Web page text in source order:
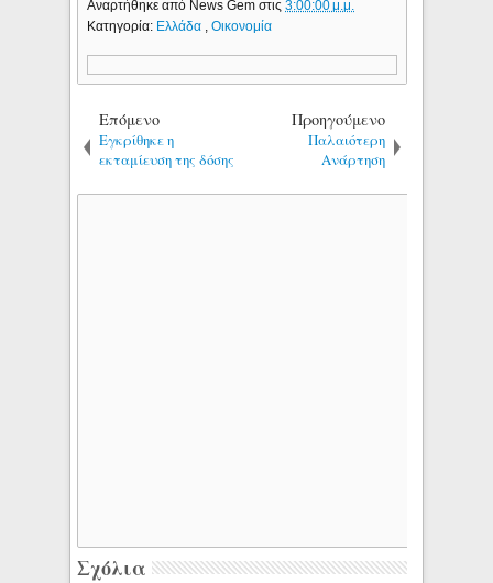
Αναρτήθηκε από News Gemστις3:00:00 μ.μ.
Κατηγορία: Ελλάδα ,Οικονομία
Επόμενο
Εγκρίθηκε η
εκταμίευση της δόσης
Προηγούμενο
Παλαιότερη
Ανάρτηση
Σχόλια